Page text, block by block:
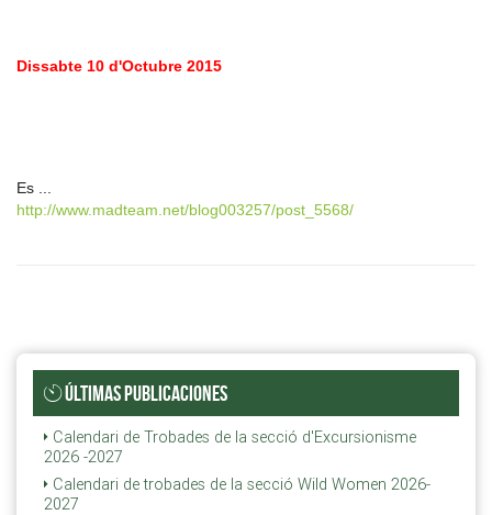
Dissabte 10 d'Octubre 2015
Es ...
http://www.madteam.net/blog003257/post_5568/
ÚLTIMAS PUBLICACIONES
Calendari de Trobades de la secció d'Excursionisme
2026 -2027
Calendari de trobades de la secció Wild Women 2026-
2027